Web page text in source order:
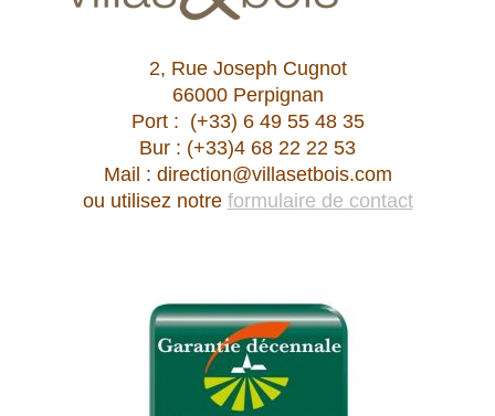
2, Rue Joseph Cugnot
66000 Perpignan
Port : (+33) 6 49 55 48 35
Bur : (+33)4 68 22 22 53
Mail : direction@villasetbois.com
ou utilisez notre formulaire de contact